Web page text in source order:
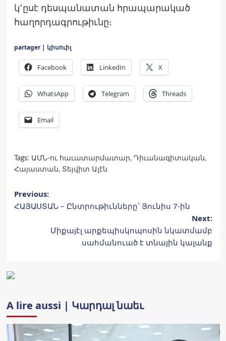
կ՚ըսէ դեսպանատան հրապարակած
հաղորդագրութիւնը։
partager | կիսուիլ
Facebook LinkedIn X
WhatsApp Telegram Threads
Email
Tags: ԱՄՆ-ու հաւատարմատար, Դիւանագիտական,
Հայաստան, Տեյվիտ Ալէն
Post
navigation
Previous:
ՀԱՅԱՍՏԱՆ – Ընտրութիւնները՝ Յունիս 7-ին
Next:
Միքայէլ արքեպիսկոպոսին նկատմամբ
սահմանուած է տնային կալանք
A lire aussi | Կարդալ նաեւ